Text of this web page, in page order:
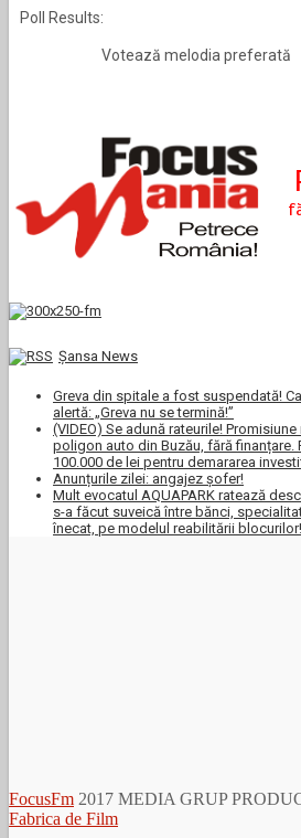
Poll Results:
Votează melodia preferată
Şansa News
Greva din spitale a fost suspendată!
alertă: „Greva nu se termină!”
(VIDEO) Se adună rateurile!
poligon auto din Buzău, fără finanțare.
100.000 de lei pentru demararea
Anunțurile zilei: angajez șofer!
Mult evocatul AQUAPARK ratează
s-a făcut suveică între bănci,
înecat, pe modelul reabilitării
FocusFm 2017 MEDIA GRUP
Fabrica de Film